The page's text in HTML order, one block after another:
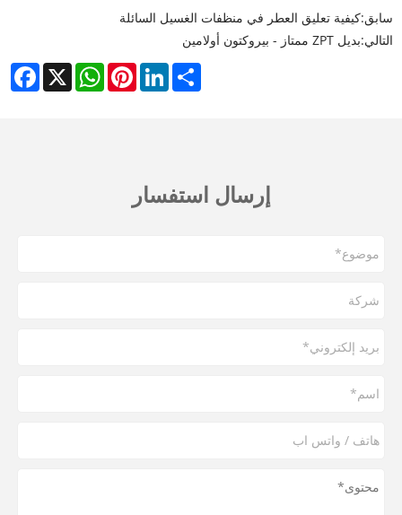
سابق:كيفية تعليق العطر في منظفات الغسيل السائلة
التالي:بديل ZPT ممتاز - بيروكتون أولامين
X
WhatsAppPinterestLinkedInShare
إرسال استفسار